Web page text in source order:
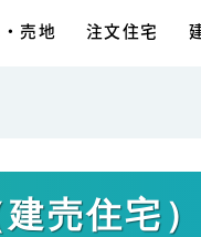
売地 注文住宅
売住宅）